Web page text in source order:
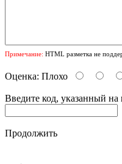
Примечание: HTML разметка не
Оценка: Плохо
Введите код, указанный на
Продолжить